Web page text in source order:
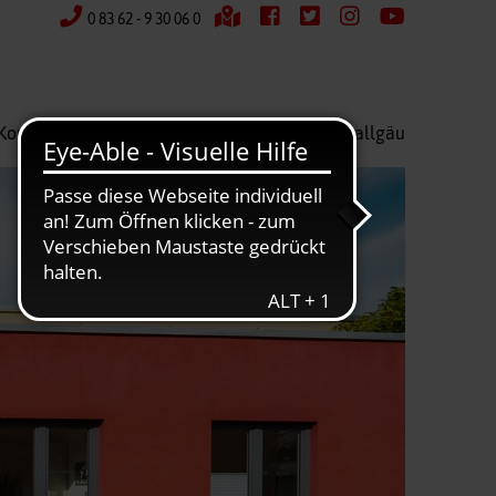
0 83 62 - 9 30 06 0
Kreisverband Ostallgäu